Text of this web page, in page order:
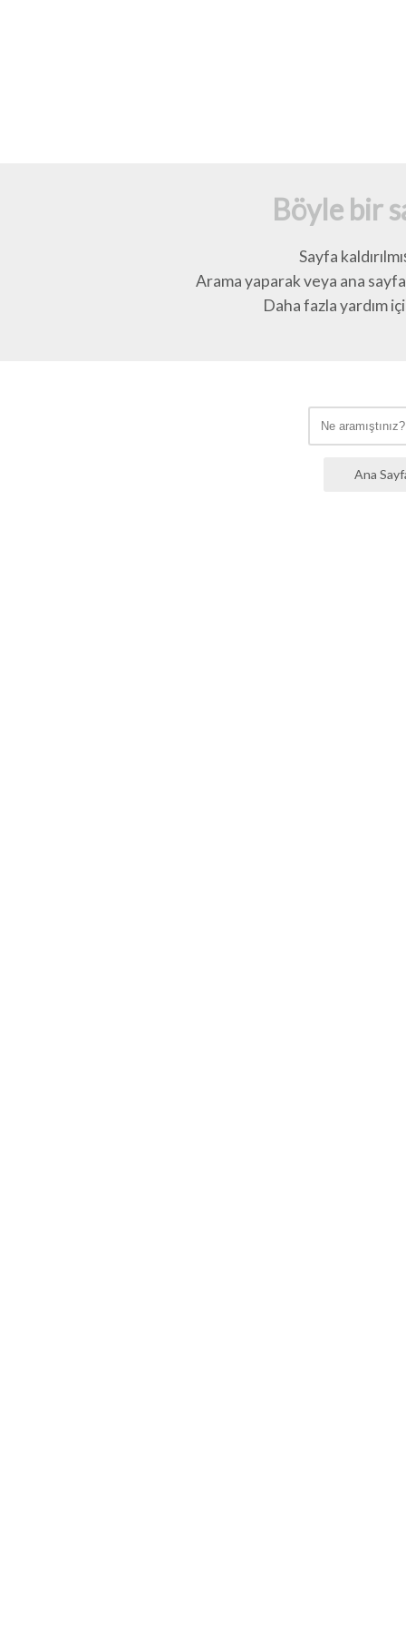
Böyle bir
Sayfa
Arama yaparak veya ana
Daha fazla yardım
Ana